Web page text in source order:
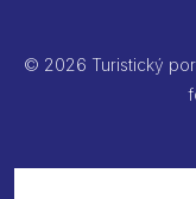
© 2026 Turistický